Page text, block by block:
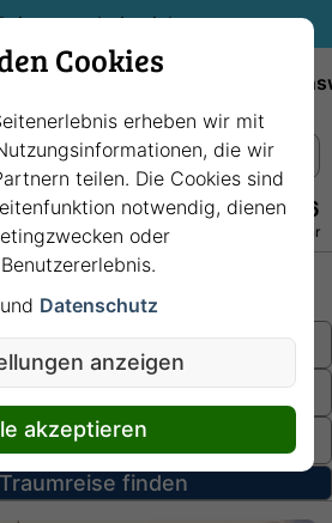
sichern.
+49 228 3875 7256
Persönlich · Kostenlos · Täglich 08–22 Uhr
finden
Cookies
erheben wir mit
die wir
teilen. Die Cookies sind
notwendig, dienen
oder
und Datenschutz
anzeigen
akzeptieren